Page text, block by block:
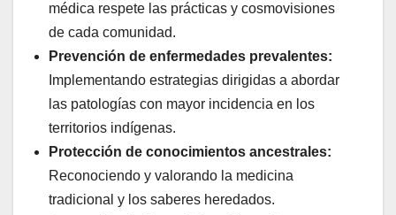
médica respete las prácticas y cosmovisiones
de cada comunidad.
Prevención de enfermedades prevalentes:
Implementando estrategias dirigidas a abordar
las patologías con mayor incidencia en los
territorios indígenas.
Protección de conocimientos ancestrales:
Reconociendo y valorando la medicina
tradicional y los saberes heredados.